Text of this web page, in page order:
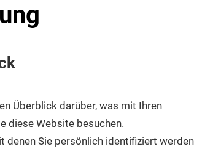
Überblick darüber, was mit Ihren
diese Website besuchen.
denen Sie persönlich identifiziert werden